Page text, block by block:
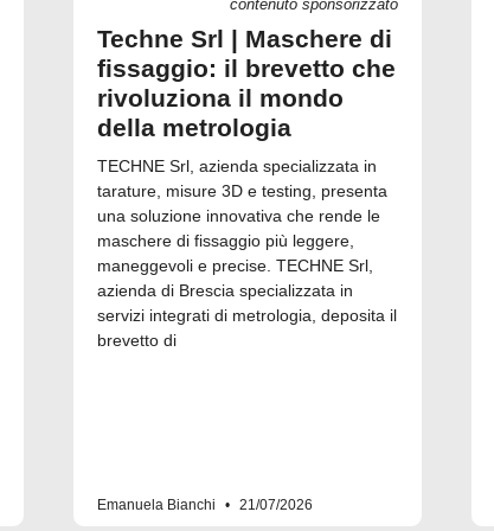
contenuto sponsorizzato
Techne Srl | Maschere di
fissaggio: il brevetto che
rivoluziona il mondo
della metrologia
TECHNE Srl, azienda specializzata in
tarature, misure 3D e testing, presenta
una soluzione innovativa che rende le
maschere di fissaggio più leggere,
maneggevoli e precise. TECHNE Srl,
azienda di Brescia specializzata in
servizi integrati di metrologia, deposita il
brevetto di
Emanuela Bianchi 21/07/2026